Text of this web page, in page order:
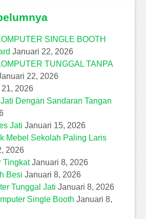
SINGLE BOOTH
Januari 22, 2026
TUNGGAL TANPA
22, 2026
2026
Dengan Sandaran Tangan
Jati Januari 15, 2026
Mebel Sekolah Paling Laris
2026
Tingkat Januari 8, 2026
Besi Januari 8, 2026
Tunggal Jati Januari 8, 2026
Single Booth Januari 8,